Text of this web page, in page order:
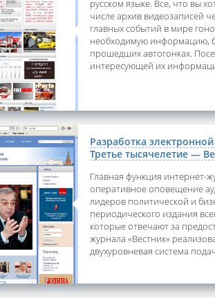
русском языке. Все, что вы
числе архив видеозаписей
главных событий в мире
необходимую информацию,
прошедших автогонках.
интересующей их
Разработка
Третье тысячелетие —
Главная функция интернет-
оперативное оповещение
лидеров политической и
периодического издания
которые отвечают за
журнала «Вестник»
двухуровневая система